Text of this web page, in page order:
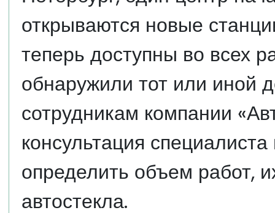
открываются новые
теперь доступны во всех
обнаружили тот или иной
сотрудникам компании
консультация
определить объем работ,
автостекла.